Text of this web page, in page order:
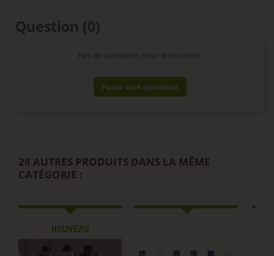
Question (0)
Pas de questions pour le moment.
Poser une question
28 AUTRES PRODUITS DANS LA MÊME
CATÉGORIE :
NOUVEAU